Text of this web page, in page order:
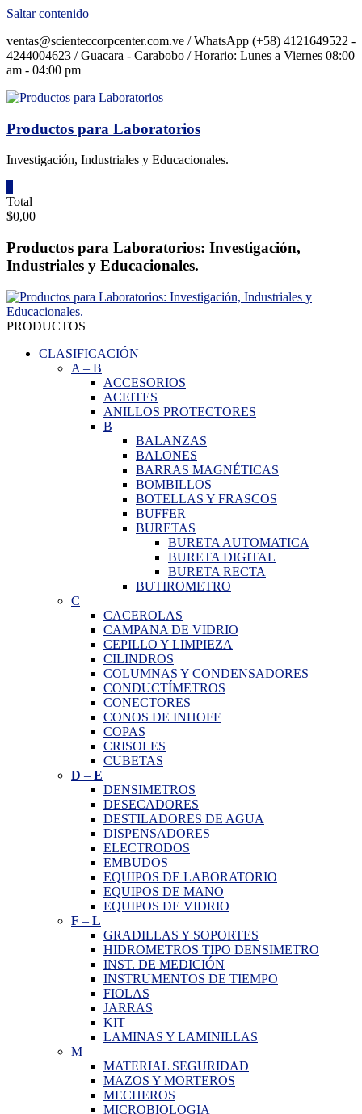
Saltar contenido
ventas@scienteccorpcenter.com.ve / WhatsApp (+58) 4121649522 -
4244004623 / Guacara - Carabobo / Horario: Lunes a Viernes 08:00
am - 04:00 pm
Productos para Laboratorios
Investigación, Industriales y Educacionales.
Total
$0,00
Productos para Laboratorios: Investigación,
Industriales y Educacionales.
PRODUCTOS
CLASIFICACIÓN
A – B
ACCESORIOS
ACEITES
ANILLOS PROTECTORES
B
BALANZAS
BALONES
BARRAS MAGNÉTICAS
BOMBILLOS
BOTELLAS Y FRASCOS
BUFFER
BURETAS
BURETA AUTOMATICA
BURETA DIGITAL
BURETA RECTA
BUTIROMETRO
C
CACEROLAS
CAMPANA DE VIDRIO
CEPILLO Y LIMPIEZA
CILINDROS
COLUMNAS Y CONDENSADORES
CONDUCTÍMETROS
CONECTORES
CONOS DE INHOFF
COPAS
CRISOLES
CUBETAS
D – E
DENSIMETROS
DESECADORES
DESTILADORES DE AGUA
DISPENSADORES
ELECTRODOS
EMBUDOS
EQUIPOS DE LABORATORIO
EQUIPOS DE MANO
EQUIPOS DE VIDRIO
F – L
GRADILLAS Y SOPORTES
HIDROMETROS TIPO DENSIMETRO
INST. DE MEDICIÓN
INSTRUMENTOS DE TIEMPO
FIOLAS
JARRAS
KIT
LAMINAS Y LAMINILLAS
M
MATERIAL SEGURIDAD
MAZOS Y MORTEROS
MECHEROS
MICROBIOLOGIA